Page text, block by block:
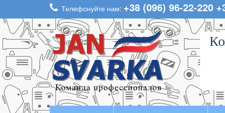
Телефонуйте нам: +38 (096) 96-22-220